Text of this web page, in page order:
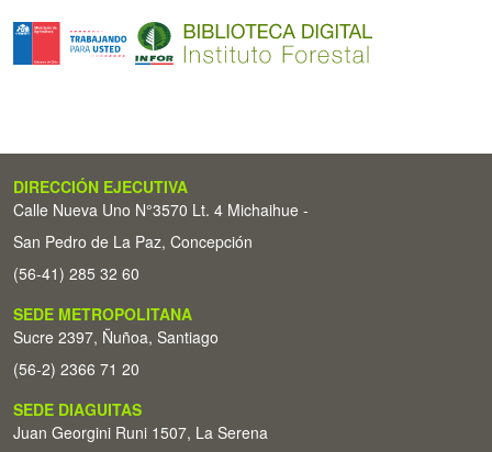
DIRECCIÓN EJECUTIVA
Calle Nueva Uno N°3570 Lt. 4 Michaihue -
San Pedro de La Paz, Concepción
(56-41) 285 32 60
SEDE METROPOLITANA
Sucre 2397, Ñuñoa, Santiago
(56-2) 2366 71 20
SEDE DIAGUITAS
Juan Georgini Runi 1507, La Serena